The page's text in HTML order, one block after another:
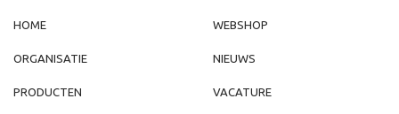
HOME
ORGANISATIE
PRODUCTEN
WEBSHOP
NIEUWS
VACATURE